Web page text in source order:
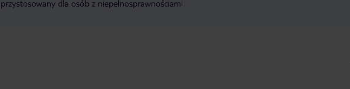
dla osób z niepełnosprawnościami